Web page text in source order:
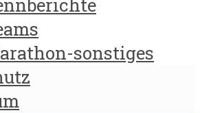
sonstiges